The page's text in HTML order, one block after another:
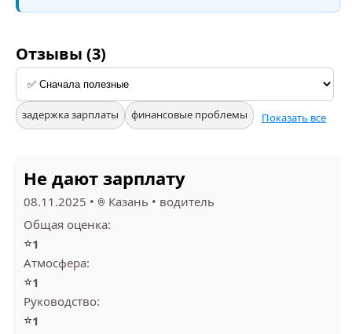
Отзывы (3)
задержка зарплаты финансовые проблемы Показать все
Не дают зарплату
08.11.2025 • Казань • водитель
Общая оценка:
⭐1
Атмосфера:
⭐1
Руководство:
⭐1